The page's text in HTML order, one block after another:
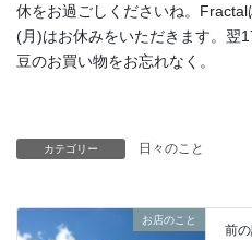
休をお過ごしくださいね。
(月)はお休みをいただきます。翌
豆のお買い物をお忘れなく。
カテゴリー 日々のこと
お店のこと
前